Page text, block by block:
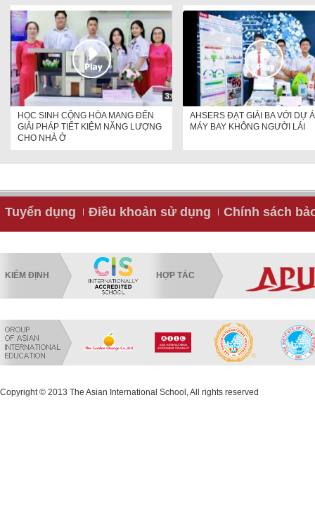
HỌC SINH CỘNG HÒA MANG ĐẾN
GIẢI PHÁP TIẾT KIỆM NĂNG LƯỢNG
CHO NHÀ Ở
AHSERS ĐẠT GIẢI BA VỚI DỰ
MÁY BAY KHÔNG NGƯỜI LÁI
Tuyển dụng Điều khoản sử dụng Chính sách
KIỂM ĐỊNH HỢP TÁC
Copyright © 2013 The Asian International School, All rights reserved